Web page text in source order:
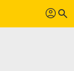
profil search